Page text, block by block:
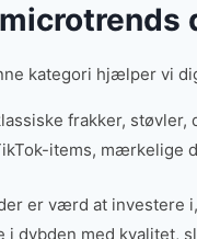
kategori hjælper vi
frakker,
items, mærkelige
er værd at
i dybden med